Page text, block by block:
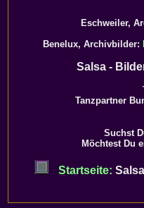
Eschweiler,
Benelux, Archivbilder:
Salsa -
Tanzpartner
Suchst
Möchtest Du
Startseite: